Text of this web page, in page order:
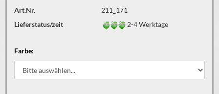
Art.Nr.
211_171
Lieferstatus/zeit
2-4 Werktage
Farbe: